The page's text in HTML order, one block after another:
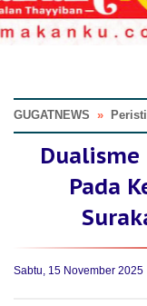
GUGATNEWS »
Pada
Sabtu, 15 November 2025